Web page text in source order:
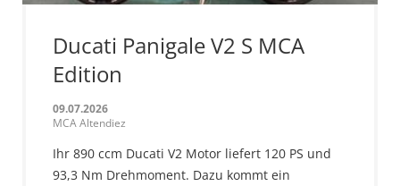
Ducati Panigale V2 S MCA
Edition
09.07.2026
MCA Altendiez
Ihr 890 ccm Ducati V2 Motor liefert 120 PS und
93,3 Nm Drehmoment. Dazu kommt ein